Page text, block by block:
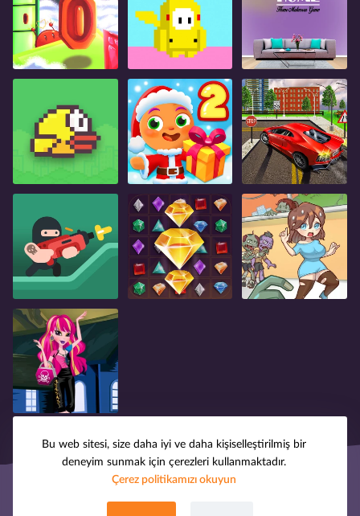
© 2008-2025 oyuntak.com. Tüm hakları saklıdır.
Bu web sitesi, size daha iyi ve daha kişiselleştirilmiş bir
deneyim sunmak için çerezleri kullanmaktadır.
Çerez politikamızı okuyun